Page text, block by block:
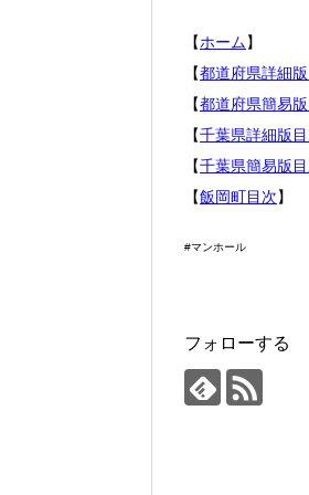
【ホーム】
【都道府県詳細
【都道府県簡易
【千葉県詳細版
【千葉県簡易版
【飯岡町目次】
#マンホール
フォローする